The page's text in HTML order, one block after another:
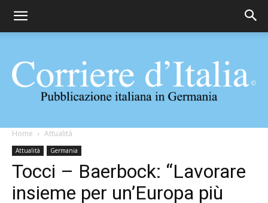
Corriere
d'Italia
Home Attualità
Attualità Germania
Tocci – Baerbock: “Lavorare
insieme per un’Europa più